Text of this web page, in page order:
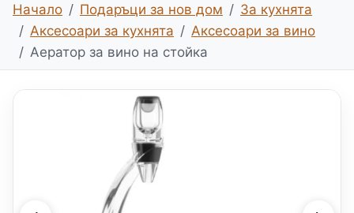
Начало Подаръци за нов дом
За кухнята
Аксесоари за кухнята
Аксесоари за вино
Аератор за вино на стойка